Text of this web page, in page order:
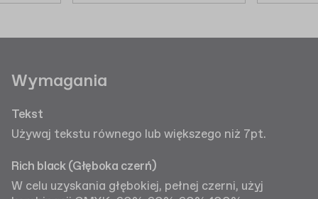
Wymagania
Tekst
Używaj tekstu równego lub większego niż 7pt.
Rich black (Głęboka czerń)
W celu uzyskania głębokiej, pełnej czerni, użyj